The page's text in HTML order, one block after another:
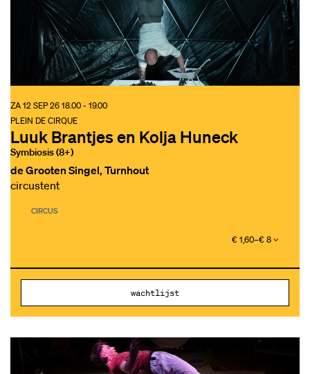
Luuk Brantjes en Kolja Huneck
Symbiosis (8+)
PLEIN DE CIRQUE
ZA 12 SEP 2618.00 - 19.00
de Grooten Singel, Turnhout
circustent
CIRCUS
€ 1,60–€ 8
wachtlijst